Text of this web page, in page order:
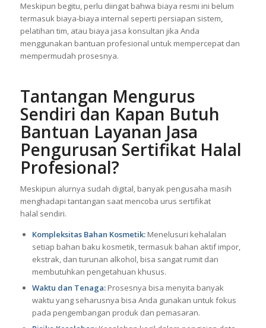
Meskipun begitu, perlu diingat bahwa biaya resmi ini belum
termasuk biaya-biaya internal seperti persiapan sistem,
pelatihan tim, atau biaya jasa konsultan jika Anda
menggunakan bantuan profesional untuk mempercepat dan
mempermudah prosesnya.
Tantangan Mengurus
Sendiri dan Kapan Butuh
Bantuan Layanan Jasa
Pengurusan Sertifikat Halal
Profesional?
Meskipun alurnya sudah digital, banyak pengusaha masih
menghadapi tantangan saat mencoba urus sertifikat
halal sendiri.
Kompleksitas Bahan Kosmetik:Menelusuri kehalalan
setiap bahan baku kosmetik, termasuk bahan aktif impor,
ekstrak, dan turunan alkohol, bisa sangat rumit dan
membutuhkan pengetahuan khusus.
Waktu dan Tenaga:Prosesnya bisa menyita banyak
waktu yang seharusnya bisa Anda gunakan untuk fokus
pada pengembangan produk dan pemasaran.